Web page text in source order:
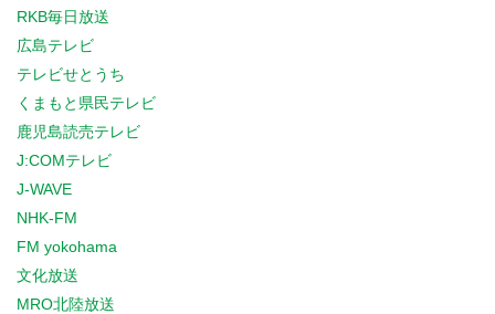
RKB毎日放送
広島テレビ
テレビせとうち
くまもと県民テレビ
鹿児島読売テレビ
J:COMテレビ
J-WAVE
NHK-FM
FM yokohama
文化放送
MRO北陸放送